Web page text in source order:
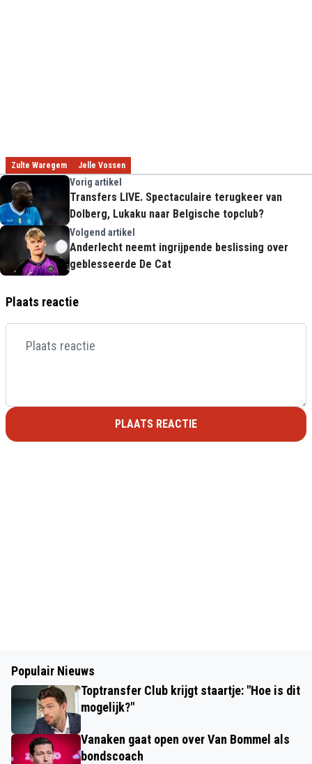
Zulte Waregem Jelle Vossen
Vorig artikel
Transfers LIVE. Spectaculaire terugkeer van
Dolberg, Lukaku naar Belgische topclub?
Volgend artikel
Anderlecht neemt ingrijpende beslissing over
geblesseerde De Cat
Plaats reactie
PLAATS REACTIE
Populair Nieuws
Toptransfer Club krijgt staartje: "Hoe is dit
mogelijk?"
Vanaken gaat open over Van Bommel als
bondscoach